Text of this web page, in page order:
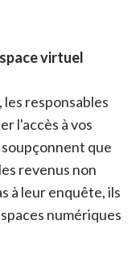
virtuel
responsables
l'accès à vos
que
revenus non
à leur enquête, ils
numériques